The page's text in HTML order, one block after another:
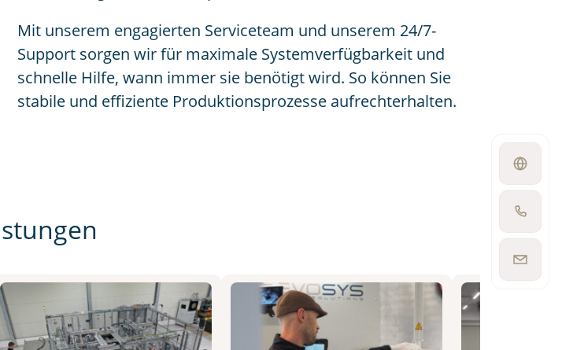
Open
language
switcher
Show
phone
number
Show
email
Mit unserem engagierten Serviceteam und unserem 24/7-
Support sorgen wir für maximale Systemverfügbarkeit und
schnelle Hilfe, wann immer sie benötigt wird. So können Sie
stabile und effiziente Produktionsprozesse aufrechterhalten.